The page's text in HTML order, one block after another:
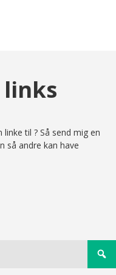
til ? Så send mig en
så andre kan have